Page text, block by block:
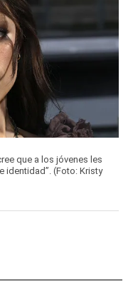
que a los jóvenes les
identidad”. (Foto: Kristy